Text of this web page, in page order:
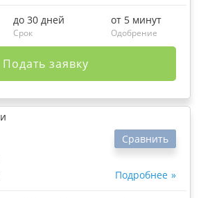
до 30 дней
Срок
от 5 минут
Одобрение
Подать заявку
Подробнее
Сравнить